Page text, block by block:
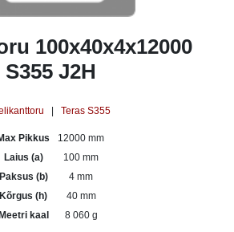
100x40x4x12000
S355 J2H
Teras S355
Pikkus
12000 mm
Laius (a)
100 mm
Paksus (b)
4 mm
Kõrgus (h)
40 mm
Meetri kaal
8 060 g